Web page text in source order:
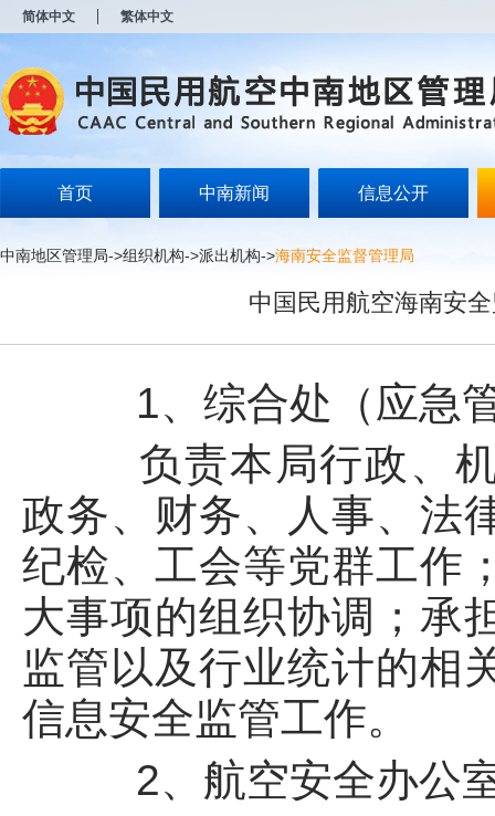
简体中文 繁体中文
首页 中南新闻 信息公开
中南地区管理局->组织机构->派出机构->海南安全监督管理局
中国民用航空海南安
1、综合处（应急
负责本局行政、机
政务、财务、人事、法
纪检、工会等党群工作
大事项的组织协调；承
监管以及行业统计的相
信息安全监管工作。
2、航空安全办公
开
无
障
说
按
Alt
键